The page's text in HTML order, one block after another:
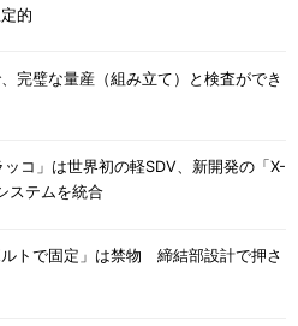
的
完璧な量産（組み立て）と検査ができ
ッコ」は世界初の軽SDV、新開発の「X-
ステムを統合
ルトで固定」は禁物 締結部設計で押さ